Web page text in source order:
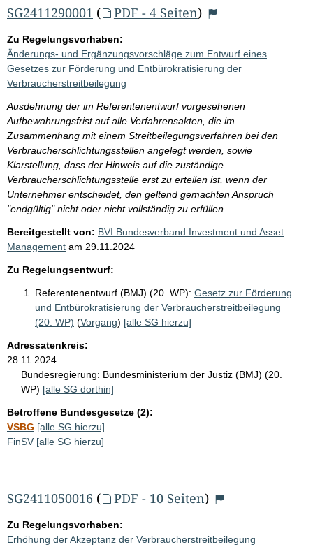
SG2411290001 ( PDF - 4 Seiten)
Zu Regelungsvorhaben:
Änderungs- und Ergänzungsvorschläge zum Entwurf eines
Gesetzes zur Förderung und Entbürokratisierung der
Verbraucherstreitbeilegung
Ausdehnung der im Referentenentwurf vorgesehenen
Aufbewahrungsfrist auf alle Verfahrensakten, die im
Zusammenhang mit einem Streitbeilegungsverfahren bei den
Verbraucherschlichtungsstellen angelegt werden, sowie
Klarstellung, dass der Hinweis auf die zuständige
Verbraucherschlichtungsstelle erst zu erteilen ist, wenn der
Unternehmer entscheidet, den geltend gemachten Anspruch
"endgültig" nicht oder nicht vollständig zu erfüllen.
Bereitgestellt von: BVI Bundesverband Investment und Asset
Management am 29.11.2024
Zu Regelungsentwurf:
Referentenentwurf (BMJ) (20. WP): Gesetz zur Förderung
und Entbürokratisierung der Verbraucherstreitbeilegung
(20. WP) (Vorgang) [alle SG hierzu]
Adressatenkreis:
28.11.2024
Bundesregierung: Bundesministerium der Justiz (BMJ) (20.
WP) [alle SG dorthin]
Betroffene Bundesgesetze (2):
VSBG [alle SG hierzu]
FinSV [alle SG hierzu]
SG2411050016 ( PDF - 10 Seiten)
Zu Regelungsvorhaben:
Erhöhung der Akzeptanz der Verbraucherstreitbeilegung